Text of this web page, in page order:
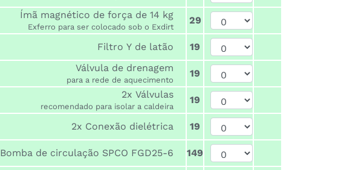
Ímã magnético de força de 14 kg
Exferro para ser colocado sob o Exdirt
29
Filtro Y de latão
19
Válvula de drenagem
para a rede de aquecimento
19
2x Válvulas
recomendado para isolar a caldeira
19
2x Conexão dielétrica 19
Bomba de circulação SPCO FGD25-6 149